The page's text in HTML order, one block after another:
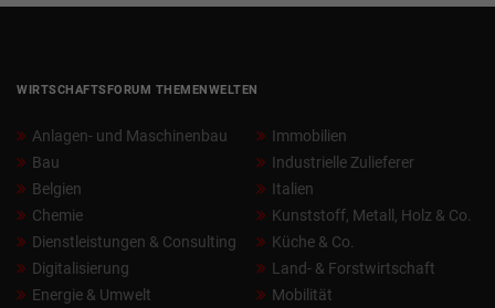
WIRTSCHAFTSFORUM THEMENWELTEN
Anlagen- und Maschinenbau
Bau
Belgien
Chemie
Dienstleistungen & Consulting
Digitalisierung
Energie & Umwelt
Immobilien
Industrielle Zulieferer
Italien
Kunststoff, Metall, Holz & Co.
Küche & Co.
Land- & Forstwirtschaft
Mobilität